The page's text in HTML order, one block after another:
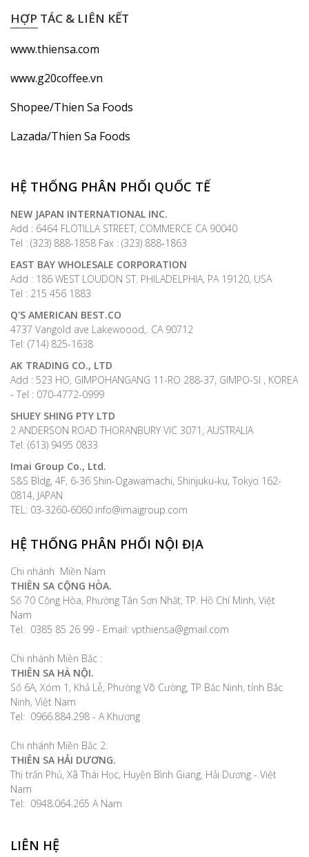
HỢP TÁC & LIÊN KẾT
www.thiensa.com
www.g20coffee.vn
Shopee/Thien Sa Foods
Lazada/Thien Sa Foods
HỆ THỐNG PHÂN PHỐI QUỐC TẾ
NEW JAPAN INTERNATIONAL INC.
Add : 6464 FLOTILLA STREET, COMMERCE CA 90040
Tel : (323) 888-1858 Fax : (323) 888-1863
EAST BAY WHOLESALE CORPORATION
Add : 186 WEST LOUDON ST. PHILADELPHIA, PA 19120, USA
Tel : 215 456 1883
Q'S AMERICAN BEST.CO
4737 Vangold ave Lakewoood,. CA 90712
Tel: (714) 825-1638
AK TRADING CO., LTD
Add : 523 HO, GIMPOHANGANG 11-RO 288-37, GIMPO-SI , KOREA
- Tel : 070-4772-0999
SHUEY SHING PTY LTD
2 ANDERSON ROAD THORANBURY VIC 3071, AUSTRALIA
Tel: (613) 9495 0833
Imai Group Co., Ltd.
S&S Bldg, 4F, 6-36 Shin-Ogawamachi, Shinjuku-ku, Tokyo 162-
0814, JAPAN
TEL: 03-3260-6060 info@imaigroup.com
HỆ THỐNG PHÂN PHỐI NỘI ĐỊA
Chi nhánh Miền Nam
THIÊN SA CỘNG HÒA.
Số 70 Cộng Hòa, Phường Tân Sơn Nhất, TP. Hồ Chí Minh, Việt
Nam
Tel: 0385 85 26 99 - Email: vpthiensa@gmail.com
Chi nhánh Miền Bắc :
THIÊN SA HÀ NỘI.
Số 6A, Xóm 1, Khả Lễ, Phường Võ Cường, TP Bắc Ninh, tỉnh Bắc
Ninh, Việt Nam
Tel: 0966.884.298 - A Khương
Chi nhánh Miền Bắc 2:
THIÊN SA HẢI DƯƠNG.
Thị trấn Phủ, Xã Thái Học, Huyện Bình Giang, Hải Dương - Việt
Nam
Tel: 0948.064.265 A Nam
LIÊN HỆ